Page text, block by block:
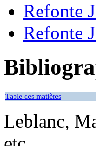
Refonte
Refonte
Table des matières
Leblanc,